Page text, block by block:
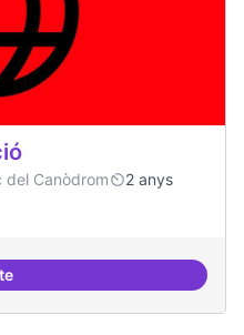
del Canòdrom
2 anys
i re-avaluació